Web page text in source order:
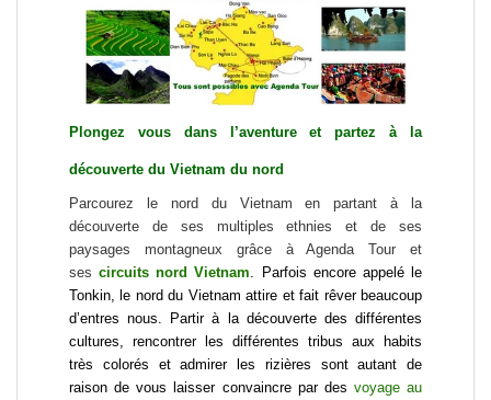
Plongez vous dans l’aventure et partez à la
découverte du Vietnam du nord
Parcourez le nord du Vietnam en partant à la
découverte de ses multiples ethnies et de ses
paysages montagneux grâce à Agenda Tour et
sescircuits nord Vietnam . Parfois encore appelé le
Tonkin, le nord du Vietnam attire et fait rêver beaucoup
d’entres nous. Partir à la découverte des différentes
cultures, rencontrer les différentes tribus aux habits
très colorés et admirer les rizières sont autant de
raison de vous laisser convaincre par des voyage au